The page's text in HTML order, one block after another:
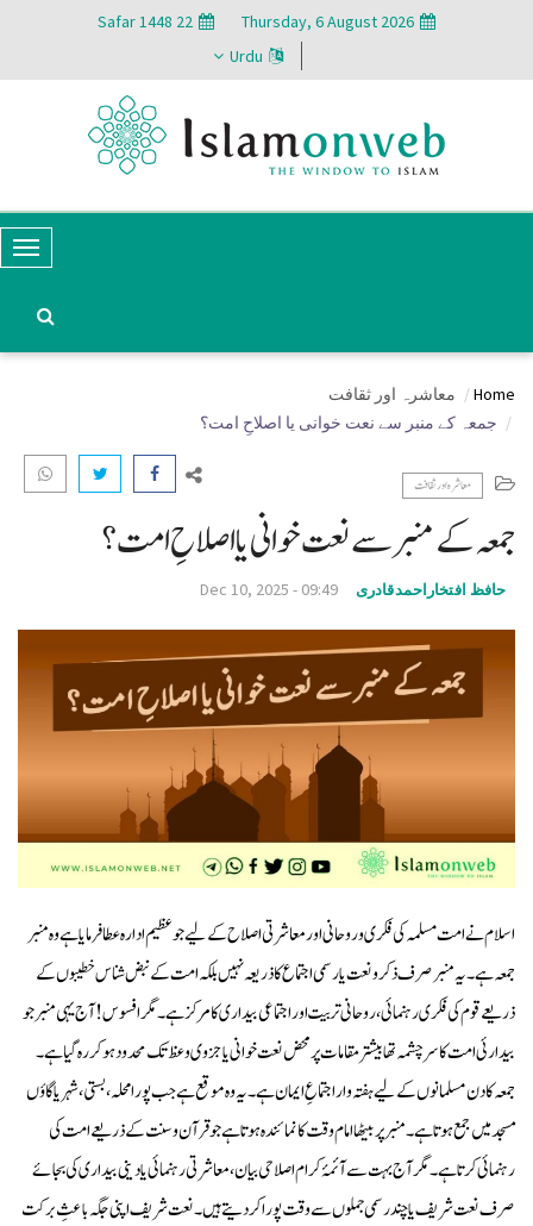
Thursday, 6 August 2026
22 Safar 1448
Urdu
T
N
g
a
n
Home
معاشرہ اور ثقافت
جمعہ کے منبر سے نعت خوانی یا اصلاحِ امت؟
معاشرہ اور ثقافت
جمعہ کے منبر سے نعت خوانی یا اصلاحِ امت؟
حافظ افتخاراحمدقادری Dec 10, 2025 - 09:49
اسلام نے امت مسلمہ کی فکری و روحانی اور معاشرتی اصلاح کے لیے جو عظیم ادارہ عطا فرمایا ہے وہ منبر
جمعہ ہے۔ یہ منبر صرف ذکر و نعت یا رسمی اجتماع کا ذریعہ نہیں بلکہ امت کے نبض شناس خطیبوں کے
ذریعے قوم کی فکری رہنمائی، روحانی تربیت اور اجتماعی بیداری کا مرکز ہے۔ مگر افسوس! آج یہی منبر جو
بیدارئی امت کا سر چشمہ تھا بیشتر مقامات پر محض نعت خوانی یا جزوی وعظ تک محدود ہوکر رہ گیا ہے۔
جمعہ کا دن مسلمانوں کے لیے ہفتہ وار اجتماعِ ایمان ہے۔ یہ وہ موقع ہے جب پورا محلہ، بستی، شہر یا گاؤں
مسجد میں جمع ہوتا ہے۔ منبر پر بیٹھا امام وقت کا نمائندہ ہوتا ہے جو قرآن و سنت کے ذریعے امت کی
رہنمائی کرتا ہے۔ مگر آج بہت سے آئمۂ کرام اصلاحی بیان، معاشرتی رہنمائی یا دینی بیداری کی بجائے
صرف نعت شریف یا چند رسمی جملوں سے وقت پورا کر دیتے ہیں۔ نعت شریف اپنی جگہ باعثِ برکت